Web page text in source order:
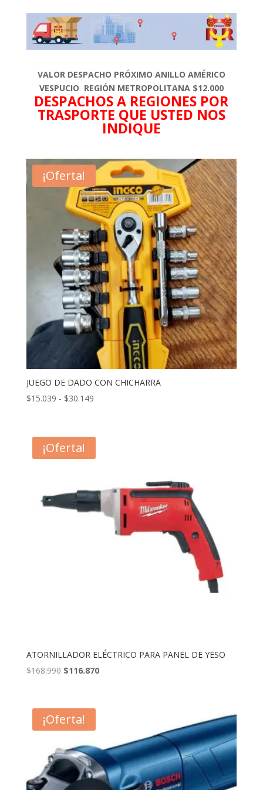
VALOR DESPACHO PRÓXIMO ANILLO AMÉRICO
VESPUCIO REGIÓN METROPOLITANA $12.000
DESPACHOS A REGIONES POR
TRASPORTE QUE USTED NOS
INDIQUE
¡Oferta!
JUEGO DE DADO CON CHICHARRA
$15.039 - $30.149Rango
$15.039
$30.149
¡Oferta!
ATORNILLADOR ELÉCTRICO PARA PANEL DE YESO
$168.990 El
era:
$168.990.
$116.870El
¡Oferta!